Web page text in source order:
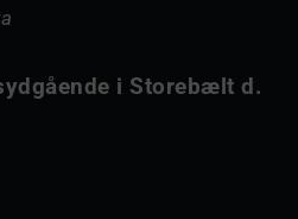
i Storebælt d.